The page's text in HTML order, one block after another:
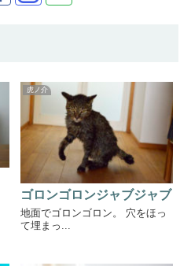
虎ノ介
ゴロンゴロンジャブジャブ
地面でゴロンゴロン。 穴をほっ
て埋まっ...